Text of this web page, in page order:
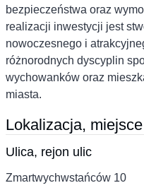
bezpieczeństwa oraz
realizacji inwestycji jest
nowoczesnego i
różnorodnych dyscyplin
wychowanków oraz
miasta.
Lokalizacja,
Ulica, rejon ulic
Zmartwychwstańców 10